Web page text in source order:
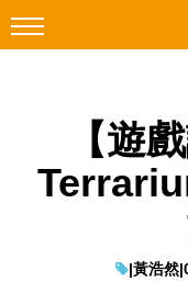
Facebook
科技焦點
【遊
|黃浩然|